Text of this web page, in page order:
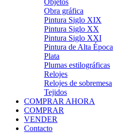
Objetos
Obra gráfica
Pintura Siglo XIX
Pintura Siglo XX
Pintura Siglo XXI
Pintura de Alta Época
Plata
Plumas estilográficas
Relojes
Relojes de sobremesa
Tejidos
COMPRAR AHORA
COMPRAR
VENDER
Contacto